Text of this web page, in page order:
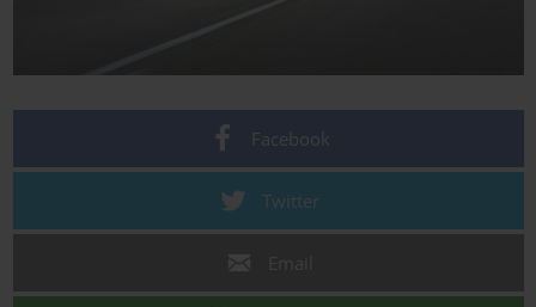
Facebook
Twitter